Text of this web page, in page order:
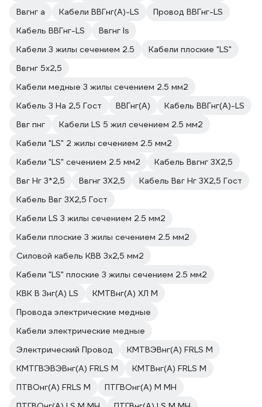
Ввгнг а
Кабели ВВГнг(А)-LS
Провод ВВГнг-LS
Кабель ВВГнг-LS
Ввгнг ls
Кабели 3 жилы сечением 2.5
Кабели плоские "LS"
Ввгнг 5х2,5
Кабели медные 3 жилы сечением 2.5 мм2
Кабель 3 На 2,5 Гост
ВВГнг(A)
Кабель ВВГнг(A)-LS
Ввг пнг
Кабели LS 5 жил сечением 2.5 мм2
Кабели "LS" 2 жилы сечением 2.5 мм2
Кабели "LS" сечением 2.5 мм2
Кабель Ввгнг 3Х2,5
Ввг Нг 3*2,5
Ввгнг 3Х2,5
Кабель Ввг Нг 3Х2,5 Гост
Кабель Ввг 3Х2,5 Гост
Кабели LS 3 жилы сечением 2.5 мм2
Кабели плоские 3 жилы сечением 2.5 мм2
Силовой кабель КВВ 3х2,5 мм2
Кабели "LS" плоские 3 жилы сечением 2.5 мм2
КВК В 3нг(A) LS
КМТВнг(A) ХЛ М
Провода электрические медные
Кабели электрические медные
Электрический Провод
КМТВЭВнг(A) FRLS М
КМТГВЭВЭВнг(A) FRLS М
КМТВнг(A) FRLS М
ПТВОнг(A) FRLS М
ПТГВОнг(A) М МН